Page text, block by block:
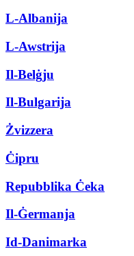
L-Albanija
L-Awstrija
Il-Belġju
Il-Bulgarija
Żvizzera
Ċipru
Repubblika Ċeka
Il-Ġermanja
Id-Danimarka